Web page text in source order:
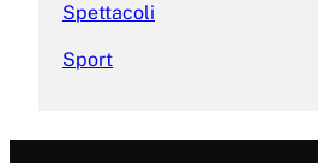
Spettacoli
Sport